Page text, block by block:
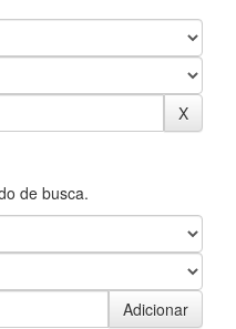
de busca.